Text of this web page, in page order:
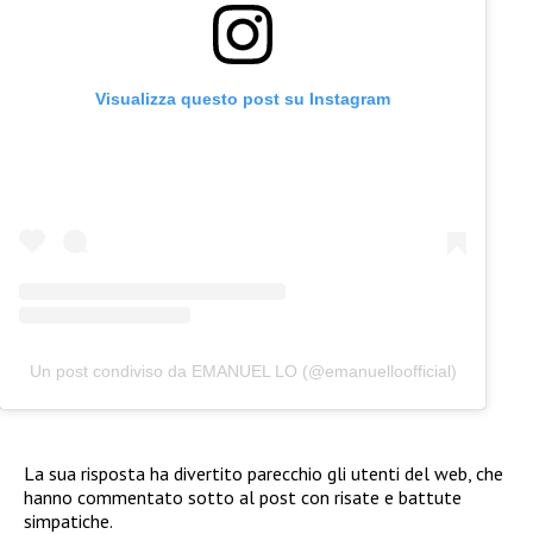
Visualizza questo post su Instagram
Un post condiviso da EMANUEL LO (@emanuelloofficial)
La sua risposta ha divertito parecchio gli utenti del web, che
hanno commentato sotto al post con risate e battute
simpatiche.